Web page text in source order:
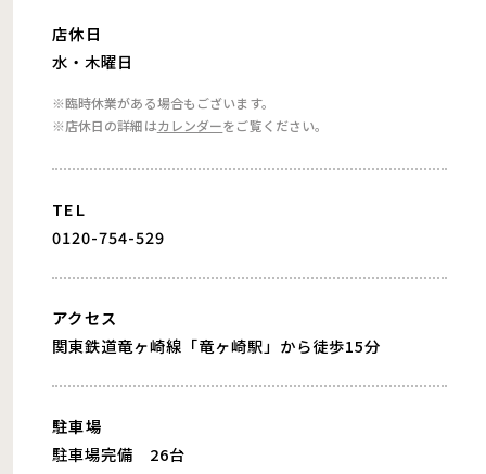
店休日
水・木曜日
※臨時休業がある場合もございます。
※店休日の詳細はカレンダーをご覧ください。
TEL
0120-754-529
アクセス
関東鉄道竜ヶ崎線「竜ヶ崎駅」から徒歩15分
駐車場
駐車場完備 26台